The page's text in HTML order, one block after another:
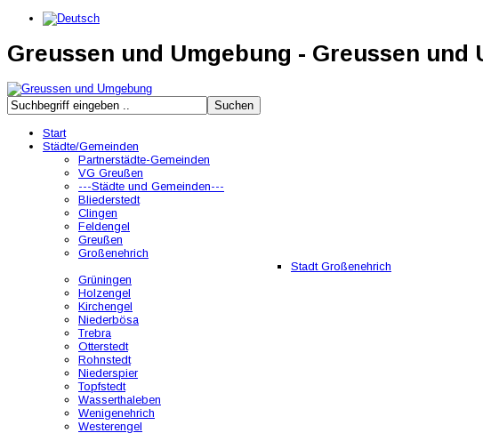
Greussen und Umgebung - Greussen und
Start
Städte/Gemeinden
Partnerstädte-Gemeinden
VG Greußen
---Städte und Gemeinden---
Bliederstedt
Clingen
Feldengel
Greußen
Großenehrich
Stadt Großenehrich
Grüningen
Holzengel
Kirchengel
Niederbösa
Trebra
Otterstedt
Rohnstedt
Niederspier
Topfstedt
Wasserthaleben
Wenigenehrich
Westerengel